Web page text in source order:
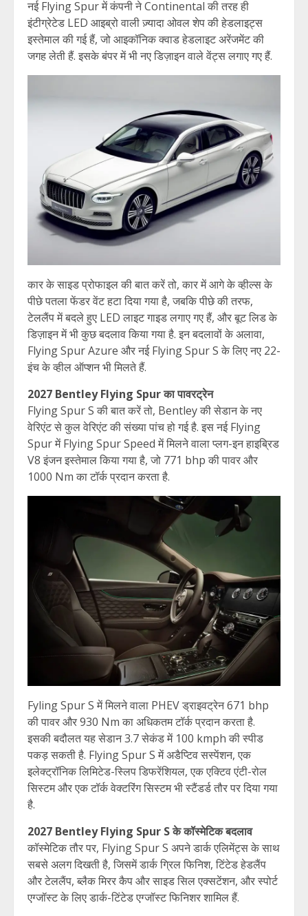
नई Flying Spur में कंपनी ने Continental की तरह ही
इंटीग्रेटेड LED आइब्रो वाली ज़्यादा ओवल शेप की हेडलाइट्स
इस्तेमाल की गई हैं, जो आइकॉनिक क्वाड हेडलाइट अरेंजमेंट की
जगह लेती हैं. इसके बंपर में भी नए डिज़ाइन वाले वेंट्स लगाए गए हैं.
कार के साइड प्रोफाइल की बात करें तो, कार में आगे के व्हील्स के
पीछे पतला फेंडर वेंट हटा दिया गया है, जबकि पीछे की तरफ,
टेललैंप में बदले हुए LED लाइट गाइड लगाए गए हैं, और बूट लिड के
डिज़ाइन में भी कुछ बदलाव किया गया है. इन बदलावों के अलावा,
Flying Spur Azure और नई Flying Spur S के लिए नए 22-
इंच के व्हील ऑप्शन भी मिलते हैं.
2027 Bentley Flying Spur का पावरट्रेन
Flying Spur S की बात करें तो, Bentley की सेडान के नए
वेरिएंट से कुल वेरिएंट की संख्या पांच हो गई है. इस नई Flying
Spur में Flying Spur Speed में मिलने वाला प्लग-इन हाइब्रिड
V8 इंजन इस्तेमाल किया गया है, जो 771 bhp की पावर और
1000 Nm का टॉर्क प्रदान करता है.
Fyling Spur S में मिलने वाला PHEV ड्राइवट्रेन 671 bhp
की पावर और 930 Nm का अधिकतम टॉर्क प्रदान करता है.
इसकी बदौलत यह सेडान 3.7 सेकंड में 100 kmph की स्पीड
पकड़ सकती है. Flying Spur S में अडैप्टिव सस्पेंशन, एक
इलेक्ट्रॉनिक लिमिटेड-स्लिप डिफरेंशियल, एक एक्टिव एंटी-रोल
सिस्टम और एक टॉर्क वेक्टरिंग सिस्टम भी स्टैंडर्ड तौर पर दिया गया
है.
2027 Bentley Flying Spur S के कॉस्मेटिक बदलाव
कॉस्मेटिक तौर पर, Flying Spur S अपने डार्क एलिमेंट्स के साथ
सबसे अलग दिखती है, जिसमें डार्क ग्रिल फिनिश, टिंटेड हेडलैंप
और टेललैंप, ब्लैक मिरर कैप और साइड सिल एक्सटेंशन, और स्पोर्ट
एग्जॉस्ट के लिए डार्क-टिंटेड एग्जॉस्ट फिनिशर शामिल हैं.